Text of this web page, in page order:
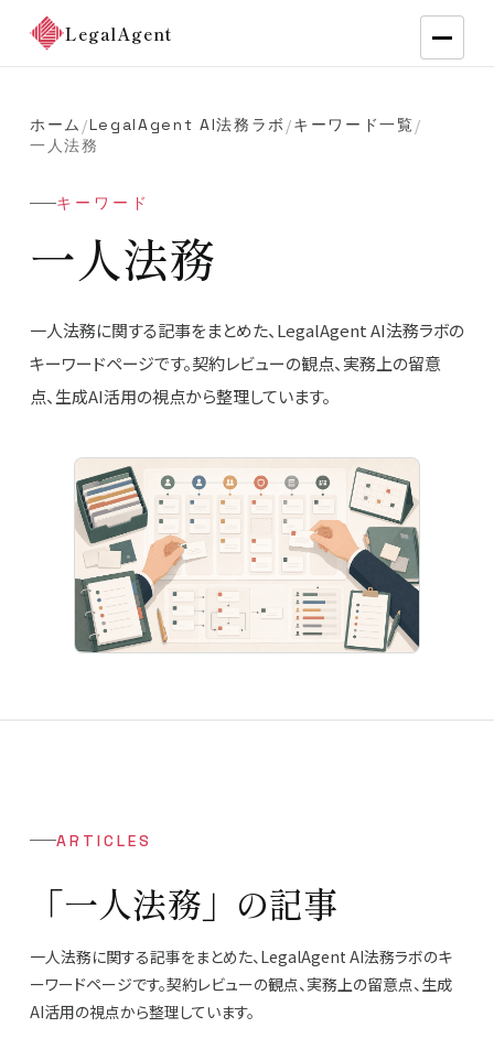
LegalAgent
ホーム /LegalAgent AI法務ラボ /キーワード一覧/
一人法務
キーワード
一人法務
一人法務に関する記事をまとめた、LegalAgent AI法務ラボの
キーワードページです。契約レビューの観点、実務上の留意
点、生成AI活用の視点から整理しています。
ARTICLES
「一人法務」の記事
一人法務に関する記事をまとめた、LegalAgent AI法務ラボのキ
ーワードページです。契約レビューの観点、実務上の留意点、生成
AI活用の視点から整理しています。